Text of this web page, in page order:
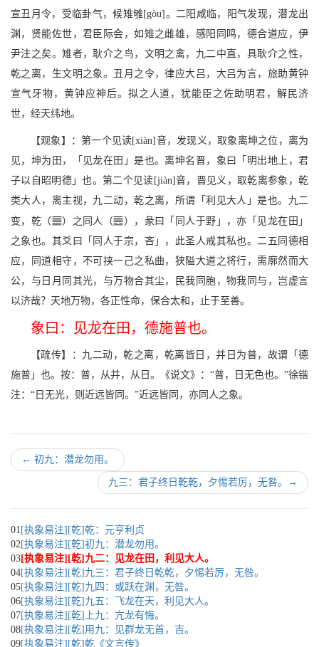
宣丑月令，受临卦气，候雉雊[gòu]。二阳咸临，阳气发现，潜龙出
渊，贤能佐世，君臣际会，如雉之雌雄，感阳同鸣，德合道应，伊
尹注之矣。雉者，耿介之鸟，文明之禽，九二中直，具耿介之性，
乾之离，生文明之象。丑月之令，律应大吕，大吕为言，旅助黄钟
宣气牙物，黄钟应神后。拟之人道，犹能臣之佐助明君，解民济
世，经天纬地。
【观象】：第一个见读[xiàn]音，发现义，取象离坤之位，离为
见，坤为田，「见龙在田」是也。离坤名晋，象曰「明出地上，君
子以自昭明德」也。第二个见读[jiàn]音，晋见义，取乾离参象，乾
类大人，离主视，九二动，乾之离，所谓「利见大人」是也。九二
变，乾（q）之同人（a），彖曰「同人于野」，亦「见龙在田」
之象也。其爻曰「同人于宗，吝」，此圣人戒其私也。二五同德相
应，同道相守，不可挟一己之私曲，狭隘大道之将行，需廓然而大
公，与日月同其光，与万物合其尘，民我同胞，物我同与，岂虚言
以济哉？天地万物，各正性命，保合太和，止于至善。
象曰：见龙在田，德施普也。
【疏传】：九二动，乾之离，乾离皆日，并日为普，故谓「德
施普」也。按：普，从并，从日。《说文》：“普，日无色也。”徐锴
注：“日无光，则近远皆同。”近远皆同，亦同人之象。
← 初九：潜龙勿用。
九三：君子终日乾乾，夕惕若厉，无咎。 →
01 [执象易注][乾]乾：元亨利贞
02[执象易注][乾]初九：潜龙勿用。
03[执象易注][乾]九二：见龙在田，利见大人。
04[执象易注][乾]九三：君子终日乾乾，夕惕若厉，无咎。
05[执象易注][乾]九四：或跃在渊，无咎。
06[执象易注][乾]九五：飞龙在天，利见大人。
07[执象易注][乾]上九：亢龙有悔。
08[执象易注][乾]用九：见群龙无首，吉。
09[执象易注][乾]乾《文言传》